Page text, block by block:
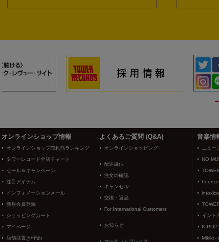
オンラインショップ情報
オンラインショップ売れ筋ランキング
タワーレコード全店チャート
セール＆キャンペーン
注目アイテム
インフォメーションメール
新規会員登録
ショッピングカート
マイページ
店舗取置き/予約
よくあるご質問 (Q&A)
オンラインショッピング
配送単位
注文の確認
キャンセル
交換・返品
For International Customers
お知らせ
音楽情
ニュー
NO
bounce
イント
K-POP
Mikiki -